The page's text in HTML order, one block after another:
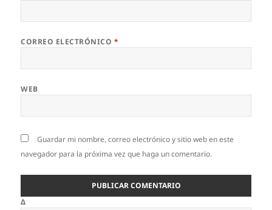
CORREO ELECTRÓNICO *
WEB
Guardar mi nombre, correo electrónico y sitio web en este
navegador para la próxima vez que haga un comentario.
Δ